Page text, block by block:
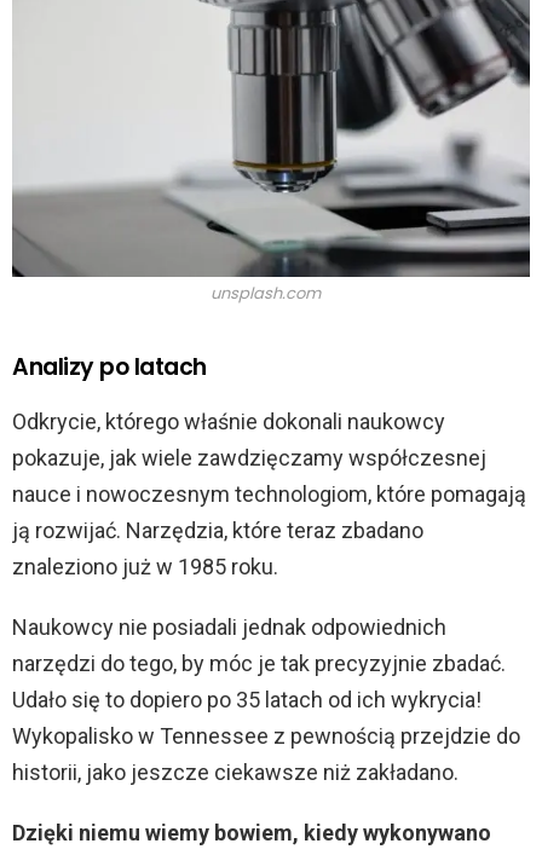
unsplash.com
Analizy po latach
Odkrycie, którego właśnie dokonali naukowcy
pokazuje, jak wiele zawdzięczamy współczesnej
nauce i nowoczesnym technologiom, które pomagają
ją rozwijać. Narzędzia, które teraz zbadano
znaleziono już w 1985 roku.
Naukowcy nie posiadali jednak odpowiednich
narzędzi do tego, by móc je tak precyzyjnie zbadać.
Udało się to dopiero po 35 latach od ich wykrycia!
Wykopalisko w Tennessee z pewnością przejdzie do
historii, jako jeszcze ciekawsze niż zakładano.
Dzięki niemu wiemy bowiem, kiedy wykonywano